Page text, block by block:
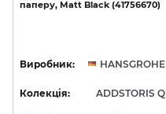
паперу, Matt Black (41756670)
Виробник: HANSGROHE
Колекція: ADDSTORIS Q